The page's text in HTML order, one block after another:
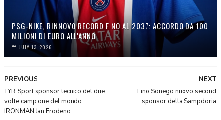
PSG-NIKE, RINNOVO RECORD FINO AL 2037: ACCORDO DA 100
MILIONI DI EURO ALL'ANNO
JULY 13, 2026
NEXT
Lino Sonego nuovo second
sponsor della Sampdoria
PREVIOUS
TYR Sport sponsor tecnico del due
volte campione del mondo
IRONMAN Jan Frodeno